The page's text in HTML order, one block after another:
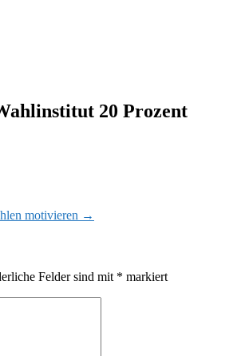
20 Prozent
motivieren →
Felder sind mit * markiert